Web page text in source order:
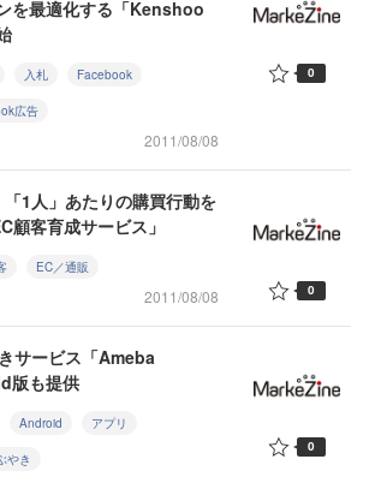
を最適化する「Kenshoo
入札 Facebook
広告
2011/08/08
0
「1人」あたりの購買行動を
客育成サービス」
EC／通販
2011/08/08 0
サービス「Ameba
版も提供
Android アプリ
やき
0